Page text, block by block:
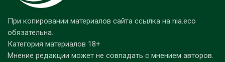
При копировании материалов сайта ссылка на nia.eco
обязательна.
Категория материалов 18+
Мнение редакции может не совпадать с мнением авторов.